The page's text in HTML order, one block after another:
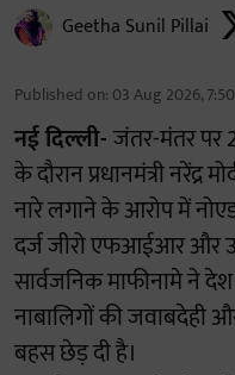
Geetha Sunil Pillai
Published on: 03 Aug 2026,
नई दिल्ली-जंतर-मंतर पर
के दौरान प्रधानमंत्री
नारे लगाने के आरोप में
दर्ज जीरो एफआईआर
सार्वजनिक माफीनामे ने
नाबालिगों की जवाबदेही
बहस छेड़ दी है।